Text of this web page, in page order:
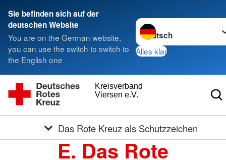
Sie befinden sich auf der
deutschen Website
You are on the German website,
you can use the switch to switch to
the English one
Sprache wechseln zu
Alles klar
Viersen e.V.
Kreisverband
Das Rote Kreuz als Schutzzeichen
E. Das Rote